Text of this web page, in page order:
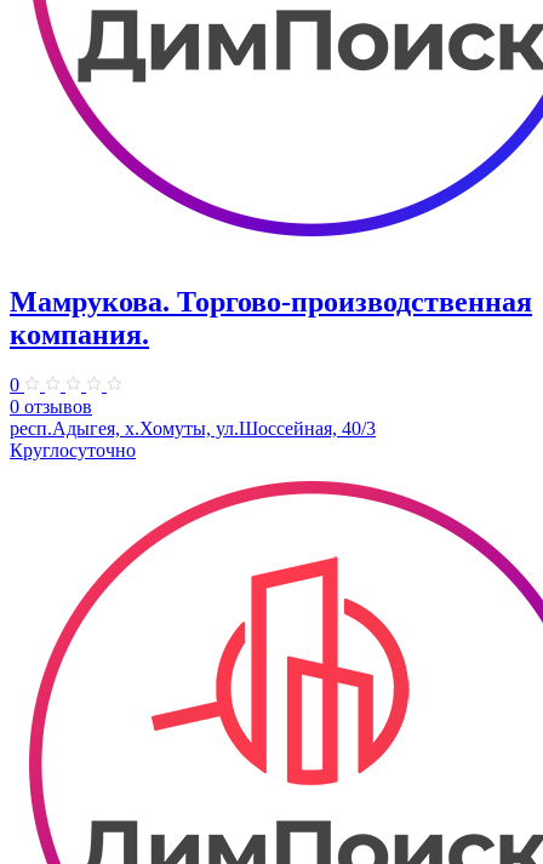
Мамрукова. Торгово-производственная
компания.
0
0 отзывов
респ.Адыгея, х.Хомуты, ул.Шоссейная, 40/3
Круглосуточно